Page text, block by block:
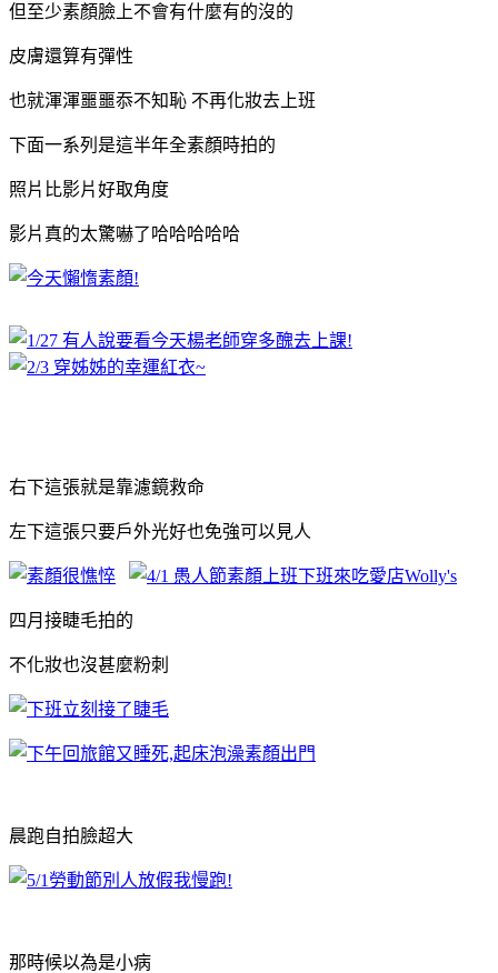
但至少素顏臉上不會有什麼有的沒的
皮膚還算有彈性
也就渾渾噩噩忝不知恥 不再化妝去上班
下面一系列是這半年全素顏時拍的
照片比影片好取角度
影片真的太驚嚇了哈哈哈哈哈
右下這張就是靠濾鏡救命
左下這張只要戶外光好也免強可以見人
四月接睫毛拍的
不化妝也沒甚麼粉刺
晨跑自拍臉超大
那時候以為是小病